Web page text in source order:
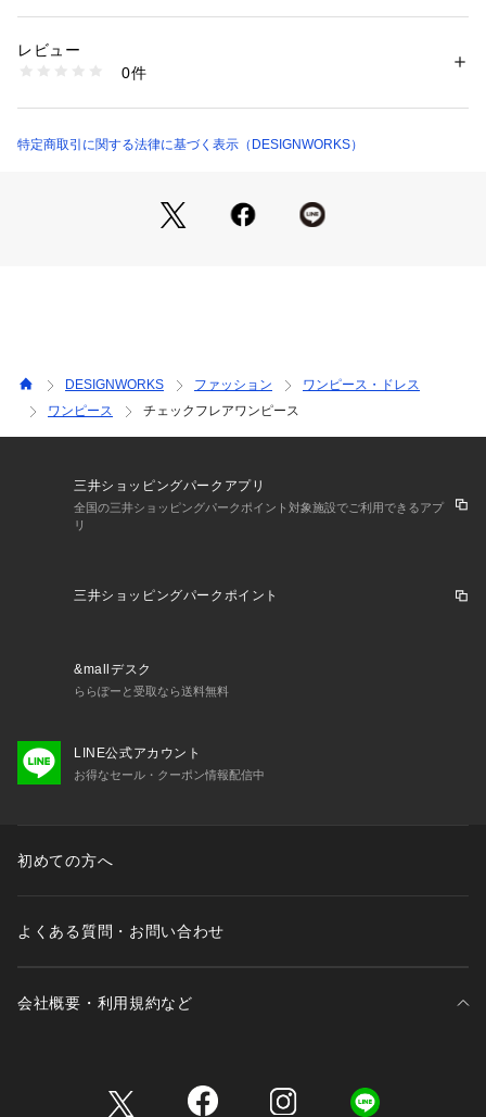
*Coordinate*
春先から夏にかけて、大活躍なアイテム。
上からジャケットを羽織れば、スタイリッシュな印象に。
素材：ポリエステル91% レーヨン9% ペチコート ポリエステル100%
洗濯：手洗い可
※詳しい洗濯方法については、商品の品質表示タグをご覧ください
32460090003 （ショップ）
レビュー
0件
特定商取引に関する法律に基づく表示（DESIGNWORKS）
DESIGNWORKS ファッション
ワンピース・ドレス
ワンピース
チェックフレアワンピース
三井ショッピングパークアプリ
全国の三井ショッピングパークポイント対象施設でご利用できるアプ
リ
三井ショッピングパークポイント
&mallデスク
ららぽーと受取なら送料無料
LINE公式アカウント
お得なセール・クーポン情報配信中
初めての方へ
よくある質問・お問い合わせ
会社概要・利用規約など